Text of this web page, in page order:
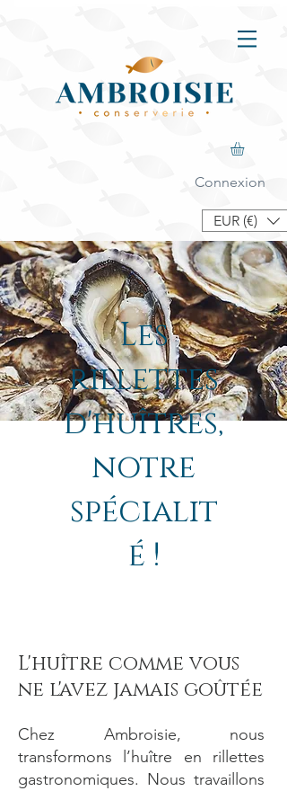
Connexion
EUR (€)
Les
rillettes
d'huîtres,
notre
spécialit
é !
L'huître comme vous
ne l'avez jamais goûtée
Chez Ambroisie, nous
transformons l’huître en rillettes
gastronomiques. Nous travaillons